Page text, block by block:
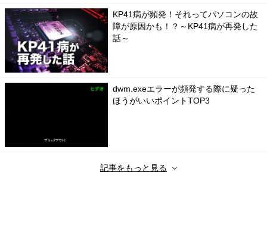
KP41病が頻発！それってパソコンの故
障が原因かも！？～KP41病が再発した
話～
dwm.exeエラーが頻発する際に疑った
ほうがいいポイントTOP3
記事をもっと見る